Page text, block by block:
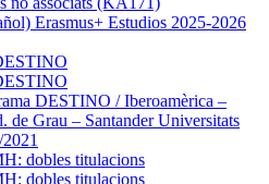
Erasmus+ Estudios 2025-2026
DESTINO / Iberoamèrica –
de Grau – Santander Universitats
dobles titulacions
dobles titulacions